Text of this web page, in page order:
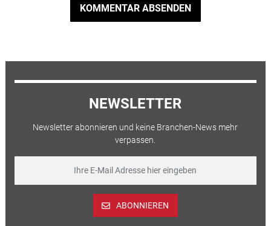
KOMMENTAR ABSENDEN
NEWSLETTER
Newsletter abonnieren und keine Branchen-News mehr
verpassen.
ABONNIEREN